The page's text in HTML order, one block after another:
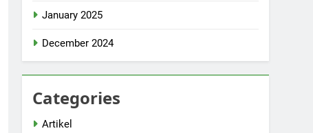
January 2025
December 2024
Categories
Artikel